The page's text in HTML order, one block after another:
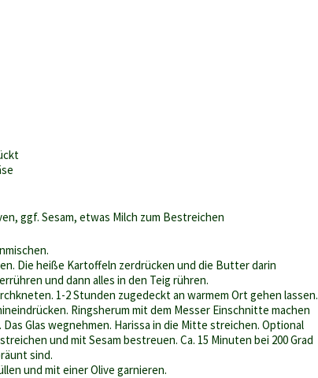
ggf. Sesam, etwas Milch zum Bestreichen
Die heiße Kartoffeln zerdrücken und die Butter darin
und dann alles in den Teig rühren.
1-2 Stunden zugedeckt an warmem Ort gehen lassen.
Ringsherum mit dem Messer Einschnitte machen
Glas wegnehmen. Harissa in die Mitte streichen. Optional
und mit Sesam bestreuen. Ca. 15 Minuten bei 200 Grad
sind.
und mit einer Olive garnieren.